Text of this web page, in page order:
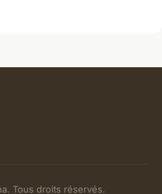
Tous droits réservés.